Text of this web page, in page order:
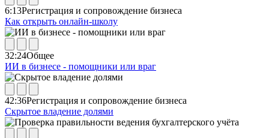
6:13Регистрация и сопровождение бизнеса
Как открыть онлайн-школу
32:24Общее
ИИ в бизнесе - помощники или враг
42:36Регистрация и сопровождение бизнеса
Скрытое владение долями